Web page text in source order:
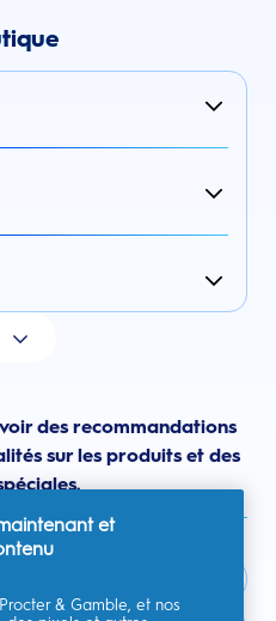
des recommandations
sur les produits et des
et
& Gamble, et nos